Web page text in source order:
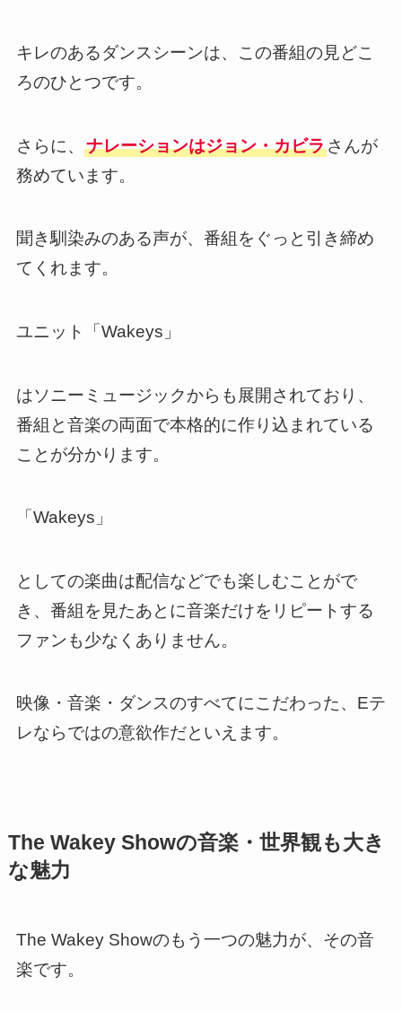
キレのあるダンスシーンは、この番組の見どこ
ろのひとつです。
さらに、 ナレーションはジョン・カビラさんが
務めています。
聞き馴染みのある声が、番組をぐっと引き締め
てくれます。
ユニット「Wakeys」
はソニーミュージックからも展開されており、
番組と音楽の両面で本格的に作り込まれている
ことが分かります。
「Wakeys」
としての楽曲は配信などでも楽しむことがで
き、番組を見たあとに音楽だけをリピートする
ファンも少なくありません。
映像・音楽・ダンスのすべてにこだわった、Eテ
レならではの意欲作だといえます。
The Wakey Showの音楽・世界観も大き
な魅力
The Wakey Showのもう一つの魅力が、その音
楽です。